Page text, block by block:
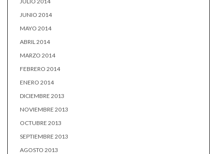
JUNIO 2014
MAYO 2014
ABRIL 2014
MARZO 2014
FEBRERO 2014
ENERO 2014
DICIEMBRE 2013
NOVIEMBRE 2013
OCTUBRE 2013
SEPTIEMBRE 2013
AGOSTO 2013